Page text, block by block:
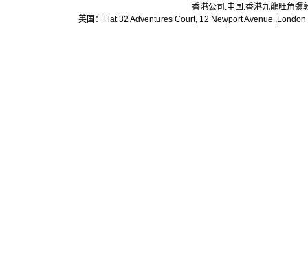
香港公司:中国.香港九龍旺角
英国：Flat 32 Adventures Court, 12 Newport Avenue